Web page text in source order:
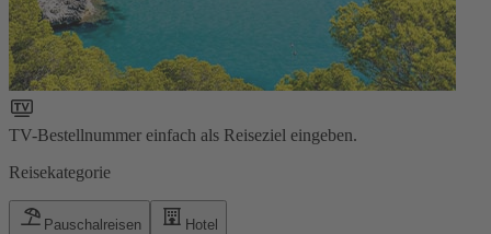
TV-Bestellnummer einfach als Reiseziel eingeben.
Reisekategorie
Pauschalreisen Hotel